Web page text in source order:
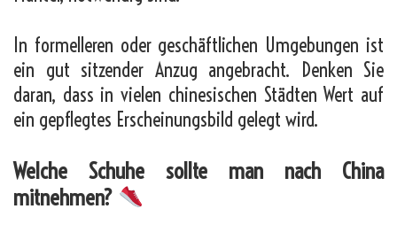
In formelleren oder geschäftlichen Umgebungen ist
ein gut sitzender Anzug angebracht. Denken Sie
daran, dass in vielen chinesischen Städten Wert auf
ein gepflegtes Erscheinungsbild gelegt wird.
Welche Schuhe sollte man nach China
mitnehmen?